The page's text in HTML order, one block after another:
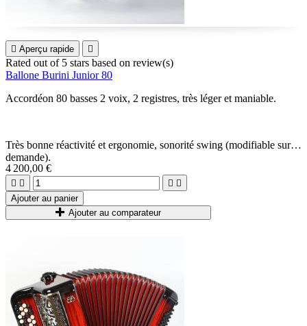
 Aperçu rapide 
Rated out of 5 stars based on review(s)
Ballone Burini Junior 80
Accordéon 80 basses 2 voix, 2 registres, très léger et maniable.
Très bonne réactivité et ergonomie, sonorité swing (modifiable sur
demande).
4 200,00 €
   
Ajouter au panier
Ajouter au comparateur